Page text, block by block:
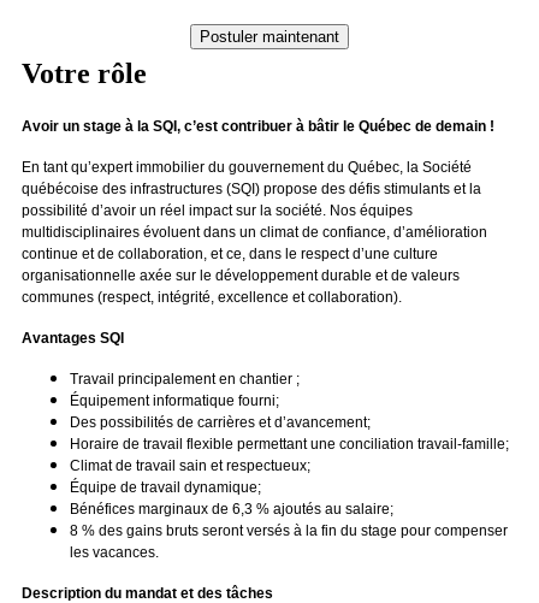
Votre rôle
Avoir un stage à la SQI, c’est contribuer à bâtir le Québec de demain !
En tant qu’expert immobilier du gouvernement du Québec, la Société
québécoise des infrastructures (SQI) propose des défis stimulants et la
possibilité d’avoir un réel impact sur la société. Nos équipes
multidisciplinaires évoluent dans un climat de confiance, d’amélioration
continue et de collaboration, et ce, dans le respect d’une culture
organisationnelle axée sur le développement durable et de valeurs
communes (respect, intégrité, excellence et collaboration).
Avantages SQI
Travail principalement en chantier ;
Équipement informatique fourni;
Des possibilités de carrières et d’avancement;
Horaire de travail flexible permettant une conciliation travail-famille;
Climat de travail sain et respectueux;
Équipe de travail dynamique;
Bénéfices marginaux de 6,3 % ajoutés au salaire;
8 % des gains bruts seront versés à la fin du stage pour compenser
les vacances.
Description du mandat et des tâches